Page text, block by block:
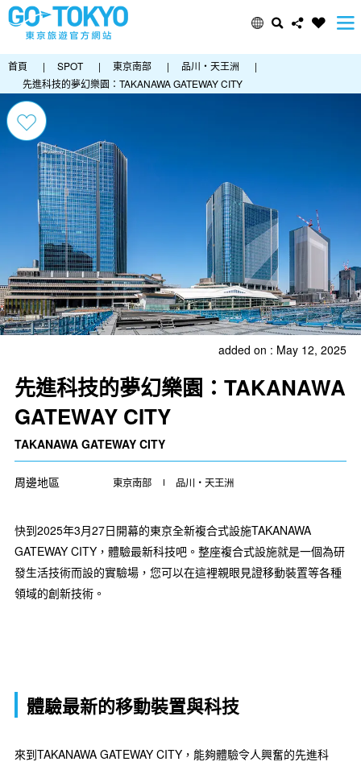
首頁 | SPOT | 東京南部 | 品川・天王洲
|
先進科技的夢幻樂園：TAKANAWA GATEWAY CITY
added on : May 12, 2025
先進科技的夢幻樂園：TAKANAWA
GATEWAY CITY
TAKANAWA GATEWAY CITY
周邊地區 東京南部 品川・天王洲
快到2025年3月27日開幕的東京全新複合式設施TAKANAWA
GATEWAY CITY，體驗最新科技吧。整座複合式設施就是一個為研
發生活技術而設的實驗場，您可以在這裡親眼見證移動裝置等各種
領域的創新技術。
體驗最新的移動裝置與科技
來到TAKANAWA GATEWAY CITY，能夠體驗令人興奮的先進科